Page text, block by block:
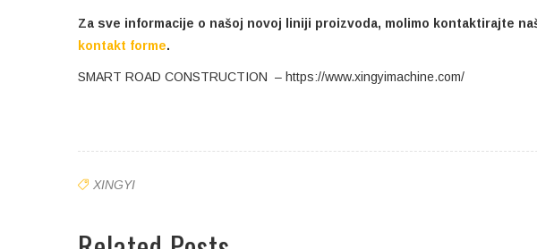
Za sve informacije o našoj novoj liniji proizvoda, molimo kontaktirajte
kontakt forme.
SMART ROAD CONSTRUCTION – https://www.xingyimachine.com/
XINGYI